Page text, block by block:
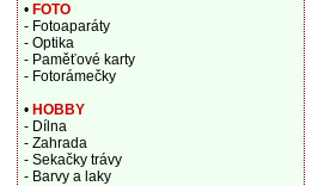
• FOTO
- Fotoaparáty
- Optika
- Paměťové karty
- Fotorámečky
• HOBBY
- Dílna
- Zahrada
- Sekačky trávy
- Barvy a laky